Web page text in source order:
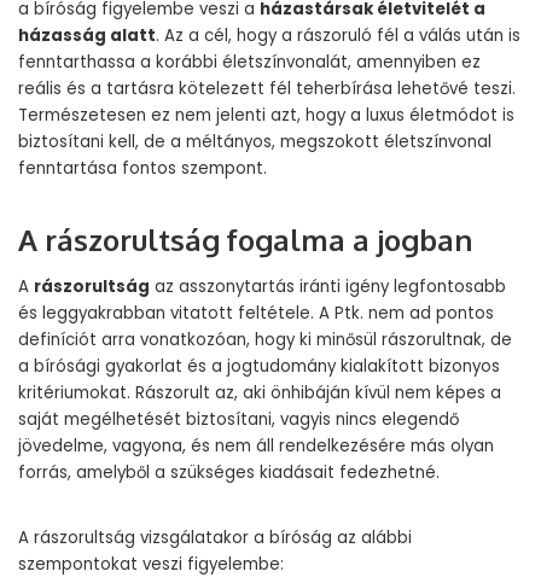
a bíróság figyelembe veszi a házastársak életvitelét a
házasság alatt. Az a cél, hogy a rászoruló fél a válás után is
fenntarthassa a korábbi életszínvonalát, amennyiben ez
reális és a tartásra kötelezett fél teherbírása lehetővé teszi.
Természetesen ez nem jelenti azt, hogy a luxus életmódot is
biztosítani kell, de a méltányos, megszokott életszínvonal
fenntartása fontos szempont.
A rászorultság fogalma a jogban
A rászorultság az asszonytartás iránti igény legfontosabb
és leggyakrabban vitatott feltétele. A Ptk. nem ad pontos
definíciót arra vonatkozóan, hogy ki minősül rászorultnak, de
a bírósági gyakorlat és a jogtudomány kialakított bizonyos
kritériumokat. Rászorult az, aki önhibáján kívül nem képes a
saját megélhetését biztosítani, vagyis nincs elegendő
jövedelme, vagyona, és nem áll rendelkezésére más olyan
forrás, amelyből a szükséges kiadásait fedezhetné.
A rászorultság vizsgálatakor a bíróság az alábbi
szempontokat veszi figyelembe: